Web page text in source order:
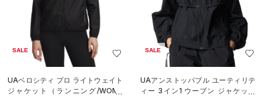
SALE
UAベロシティ プロ ライトウェイト
ジャケット（ランニング/WOME
SALE
UAアンストッパブル ユーティリテ
ィー 3イン1 ウーブン ジャケット